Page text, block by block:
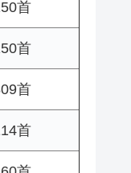
首
首
首
首